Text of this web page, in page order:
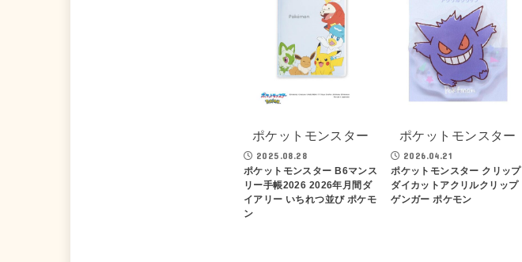
ポケットモンスター
2025.08.28
ポケットモンスター B6マンス
リー手帳2026 2026年月間ダ
イアリー いちれつ並び ポケモ
ン
ポケットモンスター
2026.04.21
ポケットモンスター クリップ
ダイカットアクリルクリップ
ゲンガー ポケモン